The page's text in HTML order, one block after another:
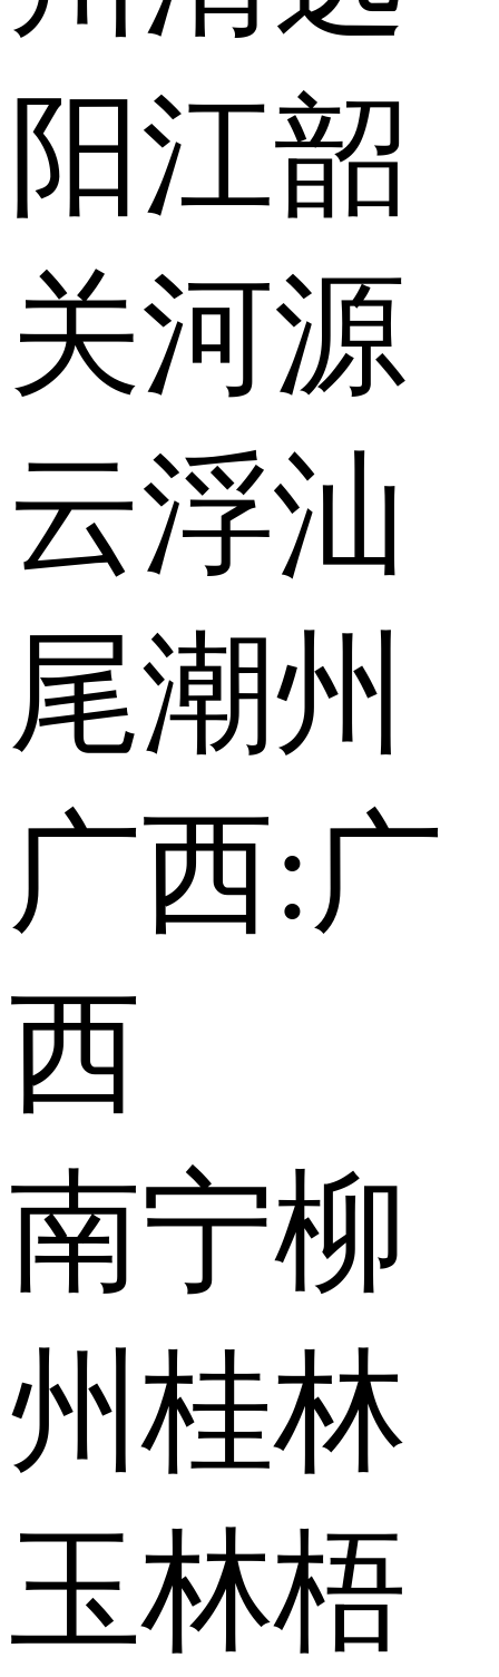
阳江韶
关河源
云浮汕
尾潮州
广西:广
西
南宁柳
州桂林
玉林梧